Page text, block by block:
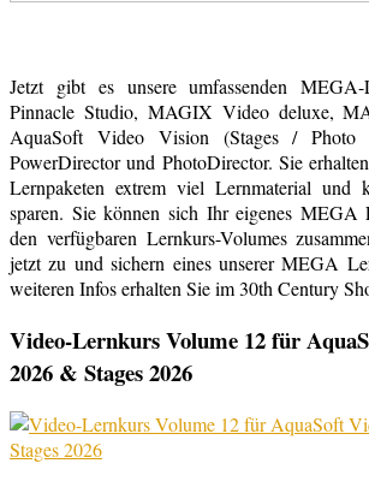
Jetzt gibt es unsere umfassenden
Pinnacle Studio, MAGIX Video deluxe,
AquaSoft Video Vision (Stages / Photo
PowerDirector und PhotoDirector. Sie
Lernpaketen extrem viel Lernmaterial und
sparen. Sie können sich Ihr eigenes MEGA
den verfügbaren Lernkurs-Volumes
jetzt zu und sichern eines unserer MEGA
weiteren Infos erhalten Sie im 30th Century
Video-Lernkurs Volume 12 für
2026 & Stages 2026